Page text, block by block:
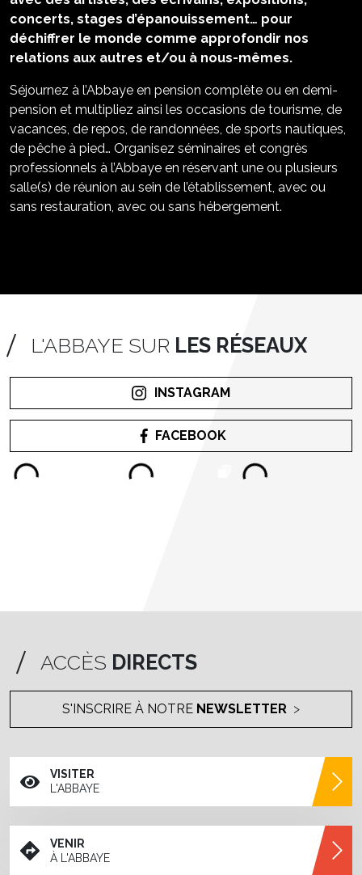
déchiffrer le monde comme approfondir nos
relations aux autres et/ou à nous-mêmes.
pension et multipliez ainsi les occasions de tourisme, de
vacances, de repos, de randonnées, de sports nautiques,
de pêche à pied… Organisez séminaires et congrès
professionnels à l’Abbaye en réservant une ou plusieurs
salle(s) de réunion au sein de l’établissement, avec ou
sans restauration, avec ou sans hébergement.
INSTAGRAM
FACEBOOK
S'INSCRIRE À NOTRENEWSLETTER
VISITER
L'ABBAYE
VENIR
À L'ABBAYE